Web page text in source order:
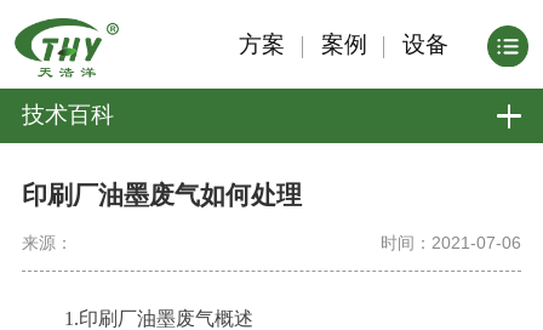
方案 案例 设备
技术百科
印刷厂油墨废气如何处理
来源： 时间：2021-07-06
1.印刷厂油墨废气概述